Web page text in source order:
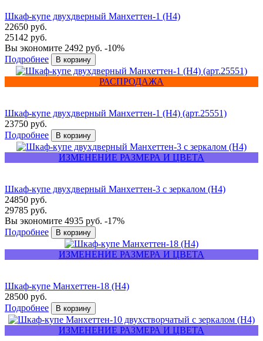
Шкаф-купе двухдверный Манхеттен-1 (Н4)
22650 руб.
25142 руб.
Вы экономите 2492 руб. -10%
Подробнее
РАСПРОДАЖА
Шкаф-купе двухдверный Манхеттен-1 (Н4) (арт.25551)
23750 руб.
Подробнее
ИЗМЕНЕНИЕ РАЗМЕРА И ЦВЕТА
Шкаф-купе двухдверный Манхеттен-3 с зеркалом (Н4)
24850 руб.
29785 руб.
Вы экономите 4935 руб. -17%
Подробнее
ИЗМЕНЕНИЕ РАЗМЕРА И ЦВЕТА
Шкаф-купе Манхеттен-18 (Н4)
28500 руб.
Подробнее
ИЗМЕНЕНИЕ РАЗМЕРА И ЦВЕТА